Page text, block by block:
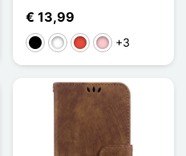
€ 13,99
ZwartWit RoodRoze+3